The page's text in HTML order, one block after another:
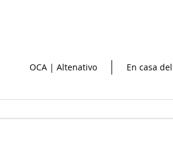
OCA | Altenativo En casa